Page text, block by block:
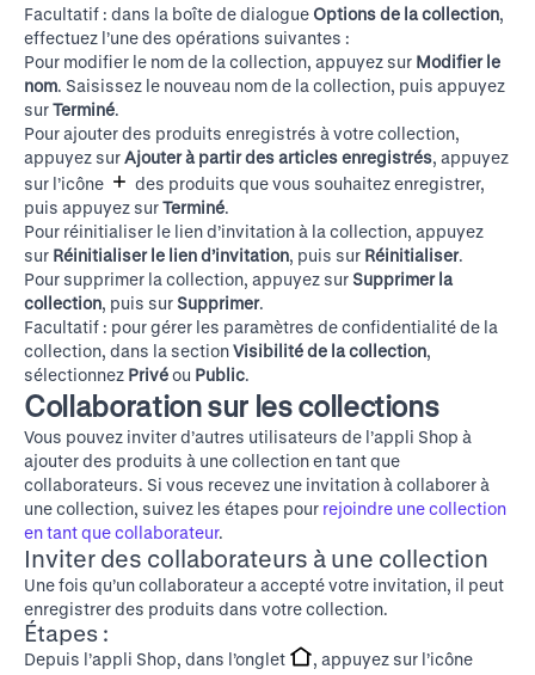
Facultatif : dans la boîte de dialogue Options de la collection,
effectuez l’une des opérations suivantes :
Pour modifier le nom de la collection, appuyez sur Modifier le
nom. Saisissez le nouveau nom de la collection, puis appuyez
surTerminé.
Pour ajouter des produits enregistrés à votre collection,
appuyez surAjouter à partir des articles enregistrés, appuyez
sur l’icône
des produits que vous souhaitez enregistrer,
puis appuyez surTerminé.
Pour réinitialiser le lien d’invitation à la collection, appuyez
sur Réinitialiser le lien d’invitation, puis sur Réinitialiser.
Pour supprimer la collection, appuyez sur Supprimer la
collection, puis sur Supprimer.
Facultatif : pour gérer les paramètres de confidentialité de la
collection, dans la sectionVisibilité de la collection,
sélectionnez Privéou Public.
Collaboration sur les collections
Vous pouvez inviter d’autres utilisateurs de l’appli Shop à
ajouter des produits à une collection en tant que
collaborateurs. Si vous recevez une invitation à collaborer à
une collection, suivez les étapes pour rejoindre une collection
en tant que collaborateur.
Inviter des collaborateurs à une collection
Une fois qu’un collaborateur a accepté votre invitation, il peut
enregistrer des produits dans votre collection.
Étapes :
Depuis l’appli Shop, dans l’onglet
, appuyez sur l’icône